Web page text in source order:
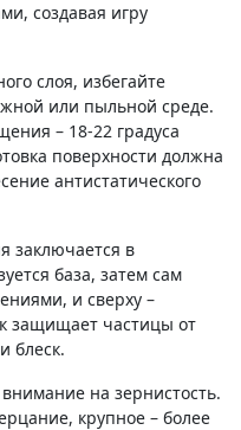
создавая игру
слоя, избегайте
или пыльной среде.
– 18-22 градуса
поверхности должна
антистатического
заключается в
база, затем сам
и сверху –
защищает частицы от
блеск.
на зернистость.
крупное – более